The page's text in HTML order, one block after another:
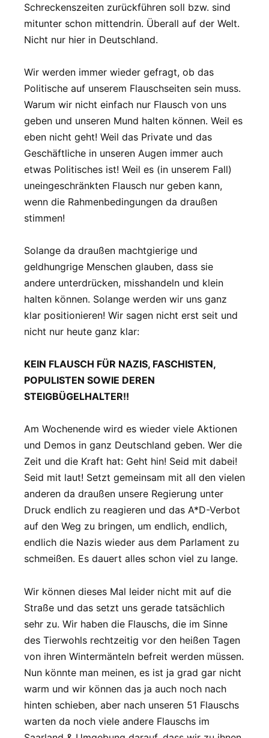
Schreckenszeiten zurückführen soll bzw. sind
mitunter schon mittendrin. Überall auf der Welt.
Nicht nur hier in Deutschland.
Wir werden immer wieder gefragt, ob das
Politische auf unserem Flauschseiten sein muss.
Warum wir nicht einfach nur Flausch von uns
geben und unseren Mund halten können. Weil es
eben nicht geht! Weil das Private und das
Geschäftliche in unseren Augen immer auch
etwas Politisches ist! Weil es (in unserem Fall)
uneingeschränkten Flausch nur geben kann,
wenn die Rahmenbedingungen da draußen
stimmen!
Solange da draußen machtgierige und
geldhungrige Menschen glauben, dass sie
andere unterdrücken, misshandeln und klein
halten können. Solange werden wir uns ganz
klar positionieren! Wir sagen nicht erst seit und
nicht nur heute ganz klar:
KEIN FLAUSCH FÜR NAZIS, FASCHISTEN,
POPULISTEN SOWIE DEREN
STEIGBÜGELHALTER!!
Am Wochenende wird es wieder viele Aktionen
und Demos in ganz Deutschland geben. Wer die
Zeit und die Kraft hat: Geht hin! Seid mit dabei!
Seid mit laut! Setzt gemeinsam mit all den vielen
anderen da draußen unsere Regierung unter
Druck endlich zu reagieren und das A*D-Verbot
auf den Weg zu bringen, um endlich, endlich,
endlich die Nazis wieder aus dem Parlament zu
schmeißen. Es dauert alles schon viel zu lange.
Wir können dieses Mal leider nicht mit auf die
Straße und das setzt uns gerade tatsächlich
sehr zu. Wir haben die Flauschs, die im Sinne
des Tierwohls rechtzeitig vor den heißen Tagen
von ihren Wintermänteln befreit werden müssen.
Nun könnte man meinen, es ist ja grad gar nicht
warm und wir können das ja auch noch nach
hinten schieben, aber nach unseren 51 Flauschs
warten da noch viele andere Flauschs im